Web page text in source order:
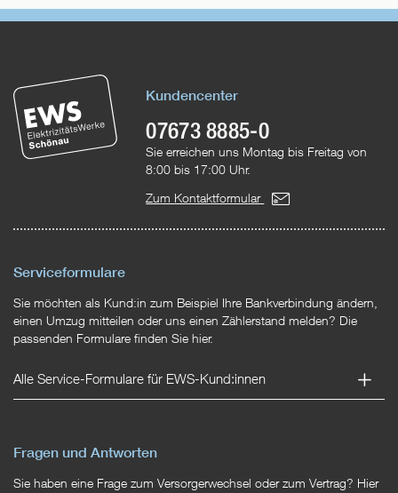
Kundencenter
07673 8885-0
Sie erreichen uns Montag bis Freitag von
8:00 bis 17:00 Uhr.
Zum Kontaktformular
Serviceformulare
Sie möchten als Kund:in zum Beispiel Ihre Bankverbindung ändern,
einen Umzug mitteilen oder uns einen Zählerstand melden? Die
passenden Formulare finden Sie hier.
Alle Service-Formulare für EWS-Kund:innen
Fragen und Antworten
Sie haben eine Frage zum Versorgerwechsel oder zum Vertrag? Hier